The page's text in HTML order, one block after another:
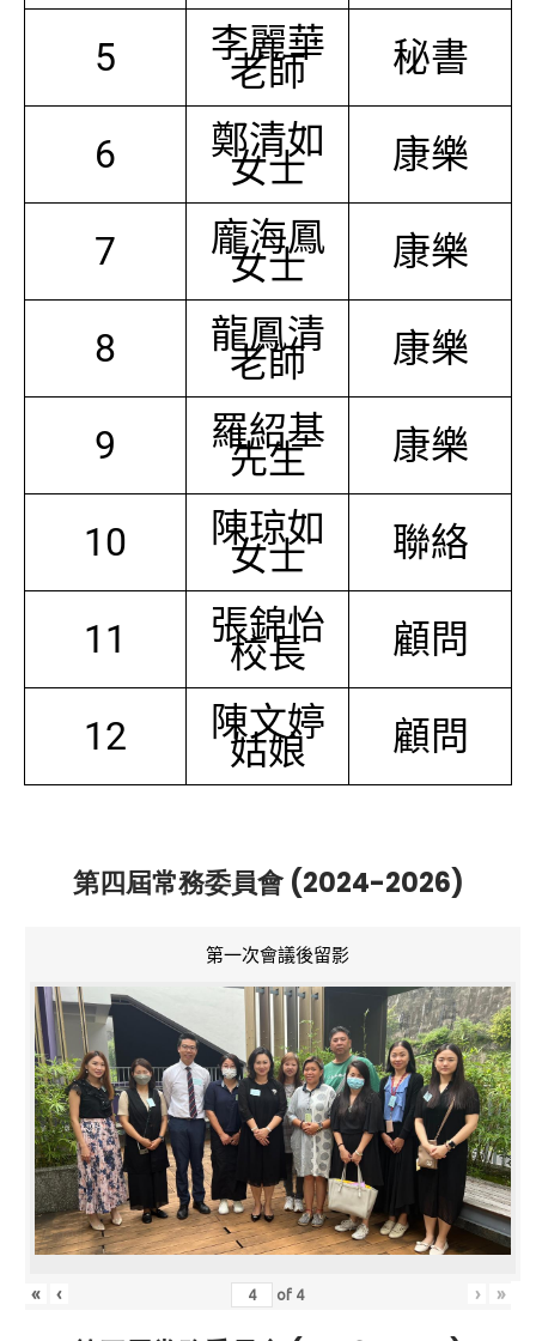
5 李麗華
老師 秘書
6 鄭清如
女士 康樂
7 龐海鳳
女士 康樂
8 龍鳳清
老師 康樂
9 羅紹基
先生 康樂
10 陳琼如
女士 聯絡
11 張錦怡
校長 顧問
12 陳文婷
姑娘 顧問
第四屆常務委員會 (2024-2026)
第一次會議後留影
« ‹ of 4 › »